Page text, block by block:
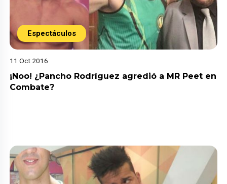
Espectáculos
11 Oct 2016
¡Noo! ¿Pancho Rodríguez agredió a MR Peet en
Combate?